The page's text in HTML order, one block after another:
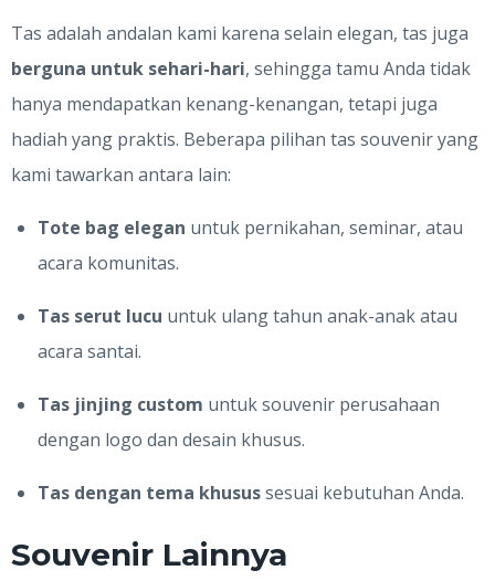
Tas adalah andalan kami karena selain elegan, tas juga
berguna untuk sehari-hari, sehingga tamu Anda tidak
hanya mendapatkan kenang-kenangan, tetapi juga
hadiah yang praktis. Beberapa pilihan tas souvenir yang
kami tawarkan antara lain:
Tote bag elegan untuk pernikahan, seminar, atau
acara komunitas.
Tas serut lucu untuk ulang tahun anak-anak atau
acara santai.
Tas jinjing custom untuk souvenir perusahaan
dengan logo dan desain khusus.
Tas dengan tema khusussesuai kebutuhan Anda.
Souvenir Lainnya